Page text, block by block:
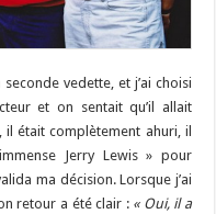
vedette, et j’ai choisi
et on sentait qu’il allait
il était complètement ahuri, il
Jerry Lewis » pour
ma décision. Lorsque j’ai
retour a été clair : « Oui, il a